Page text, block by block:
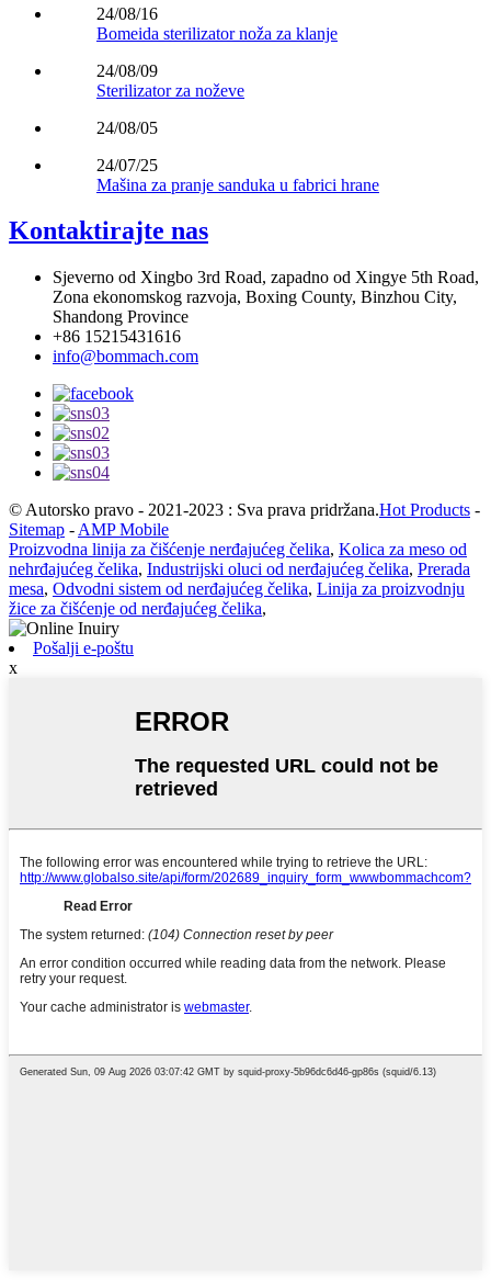
24/08/16
Bomeida sterilizator noža za klanje
24/08/09
Sterilizator za noževe
24/08/05
24/07/25
Mašina za pranje sanduka u fabrici hrane
Kontaktirajte nas
Sjeverno od Xingbo 3rd Road, zapadno od Xingye 5th Road,
Zona ekonomskog razvoja, Boxing County, Binzhou City,
Shandong Province
+86 15215431616
info@bommach.com
© Autorsko pravo - 2021-2023 : Sva prava pridržana.Hot Products -
Sitemap - AMP Mobile
Proizvodna linija za čišćenje nerđajućeg čelika, Kolica za meso od
nehrđajućeg čelika, Industrijski oluci od nerđajućeg čelika, Prerada
mesa, Odvodni sistem od nerđajućeg čelika, Linija za proizvodnju
žice za čišćenje od nerđajućeg čelika,
Pošalji e-poštu
x